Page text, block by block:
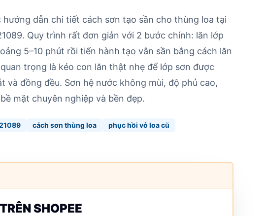
dẫn chi tiết cách sơn tạo sần cho thùng loa tại
Quy trình rất đơn giản với 2 bước chính: lăn lớp
5–10 phút rồi tiến hành tạo vân sần bằng cách lăn
trọng là kéo con lăn thật nhẹ để lớp sơn được
và đồng đều. Sơn hệ nước không mùi, độ phủ cao,
mặt chuyên nghiệp và bền đẹp.
cách sơn thùng loa
phục hồi vỏ loa cũ
SHOPEE